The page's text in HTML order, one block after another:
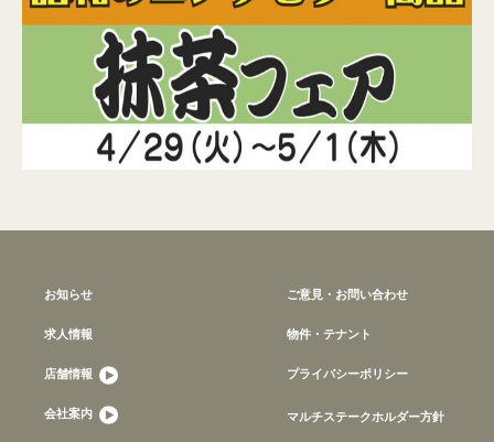
お知らせ
求人情報
店舗情報
会社案内
ご意見・お問い合わせ
物件・テナント
プライバシーポリシー
マルチステークホルダー方針